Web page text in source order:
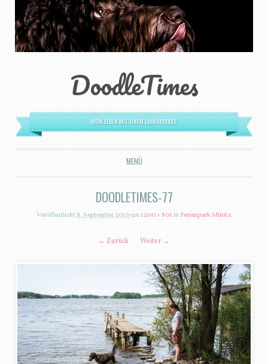
DoodleTimes
MEIN LEBEN MIT EINEM LABRADOODLE.
MENÜ
ZUM INHALT SPRINGEN
DOODLETIMES-77
Veröffentlicht8. September 2016um1200 × 801inFerienpark Müritz
← Zurück Weiter →